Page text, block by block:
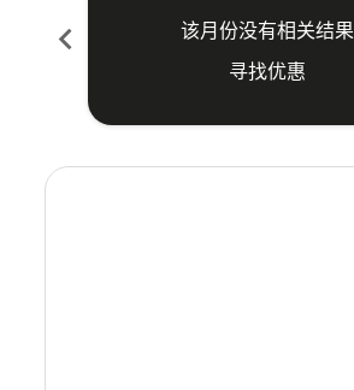
chevron_left
该月份没有相关结果
寻找优惠